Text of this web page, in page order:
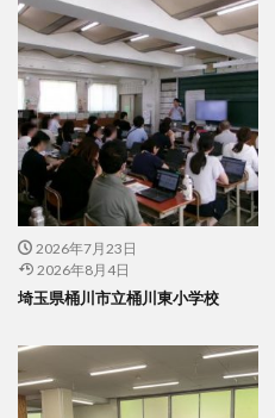
2026年7月23日
2026年8月4日
埼玉県桶川市立桶川東小学校